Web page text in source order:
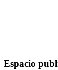
Espacio